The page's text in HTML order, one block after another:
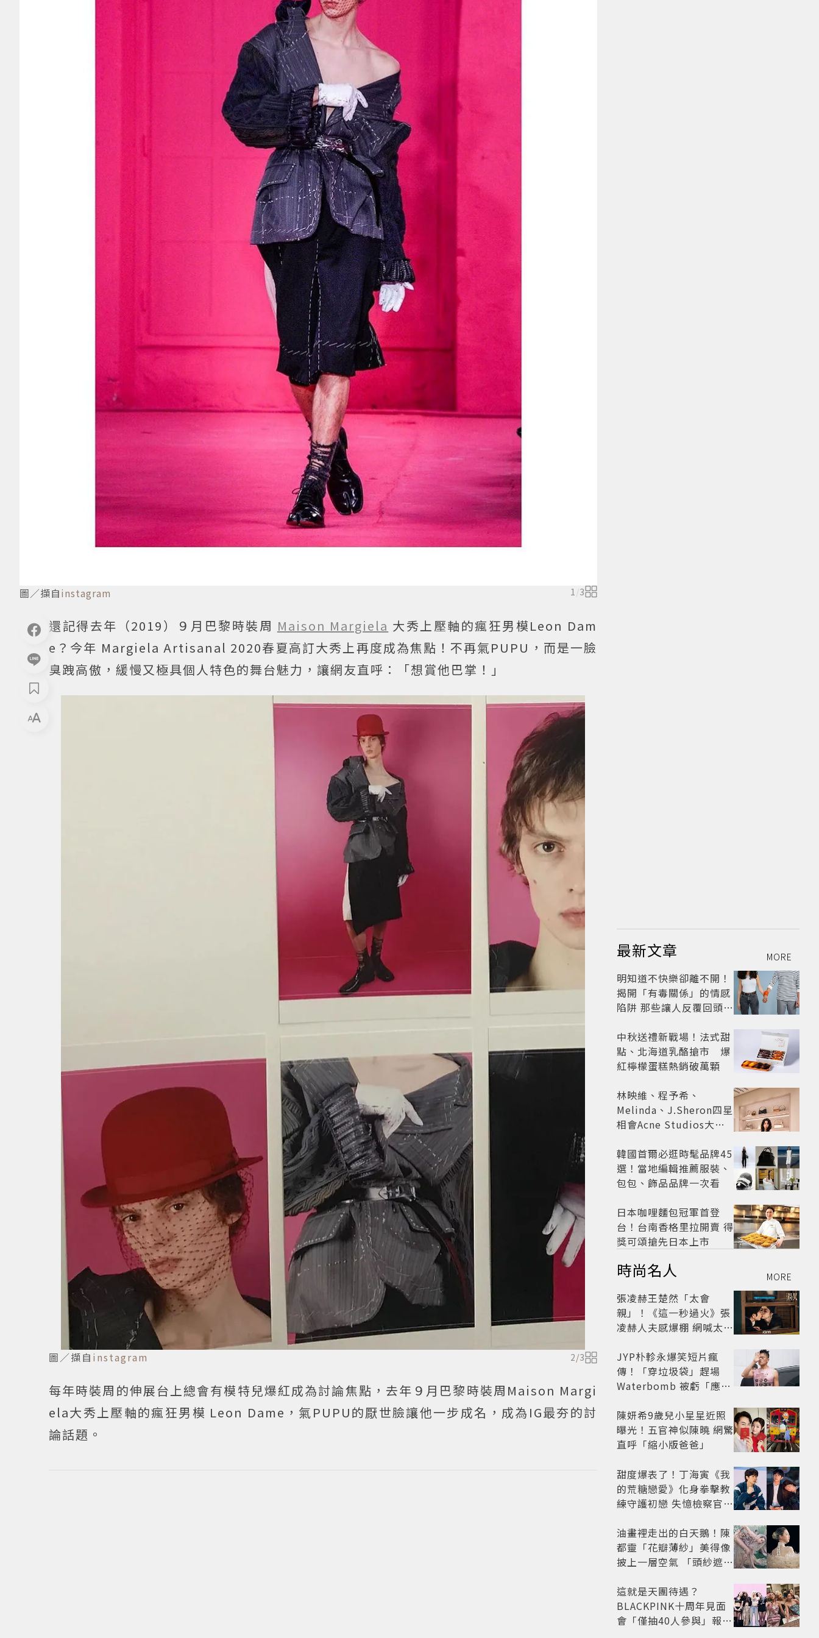
圖／擷自instagram 1 /3
還記得去年（2019）９月巴黎時裝周 Maison Margiela 大秀上壓軸的瘋狂男模Leon Dam
e？今年 Margiela Artisanal 2020春夏高訂大秀上再度成為焦點！不再氣PUPU，而是一臉
臭跩高傲，緩慢又極具個人特色的舞台魅力，讓網友直呼：「想賞他巴掌！」
圖／擷自 instagram 2/3
每年時裝周的伸展台上總會有模特兒爆紅成為討論焦點，去年９月巴黎時裝周Maison Margi
ela大秀上壓軸的瘋狂男模 Leon Dame，氣PUPU的厭世臉讓他一步成名，成為IG最夯的討
論話題。
最新文章 MORE
明知道不快樂卻離不開！
揭開「有毒關係」的情感
陷阱 那些讓人反覆回頭的
戒？
中秋送禮新戰場！法式甜
點、北海道乳酪搶市 爆
紅檸檬蛋糕熱銷破萬顆
林映維、程予希、
Melinda、J.Sheron四星
相會Acne Studios大曬
韓國首爾必逛時髦品牌45
選！當地編輯推薦服裝、
包包、飾品品牌一次看
日本咖哩麵包冠軍首登
台！台南香格里拉開賣 得
獎可頌搶先日本上市
時尚名人 MORE
張凌赫王楚然「太會
親」！《這一秒過火》張
凌赫人夫感爆棚 網喊太有
JYP朴軫永爆笑短片瘋
傳！「穿垃圾袋」趕場
Waterbomb 被虧「應該
陳妍希9歲兒小星星近照
曝光！五官神似陳曉 網驚
直呼「縮小版爸爸」
甜度爆表了！丁海寅《我
的荒糖戀愛》化身拳擊教
練守護初戀 失憶檢察官×
劇
油畫裡走出的白天鵝！陳
都靈「花瓣薄紗」美得像
披上一層空氣 「頭紗遮
太仙
這就是天團待遇？
BLACKPINK十周年見面
會「僅抽40人參與」報名